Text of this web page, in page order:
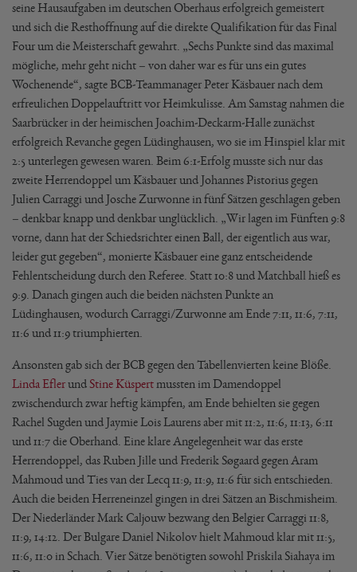
seine Hausaufgaben im deutschen Oberhaus erfolgreich gemeistert
und sich die Resthoffnung auf die direkte Qualifikation für das Final
Four um die Meisterschaft gewahrt. „Sechs Punkte sind das maximal
mögliche, mehr geht nicht – von daher war es für uns ein gutes
Wochenende“, sagte BCB-Teammanager Peter Käsbauer nach dem
erfreulichen Doppelauftritt vor Heimkulisse. Am Samstag nahmen die
Saarbrücker in der heimischen Joachim-Deckarm-Halle zunächst
erfolgreich Revanche gegen Lüdinghausen, wo sie im Hinspiel klar mit
2:5 unterlegen gewesen waren. Beim 6:1-Erfolg musste sich nur das
zweite Herrendoppel um Käsbauer und Johannes Pistorius gegen
Julien Carraggi und Josche Zurwonne in fünf Sätzen geschlagen geben
– denkbar knapp und denkbar unglücklich. „Wir lagen im Fünften 9:8
vorne, dann hat der Schiedsrichter einen Ball, der eigentlich aus war,
leider gut gegeben“, monierte Käsbauer eine ganz entscheidende
Fehlentscheidung durch den Referee. Statt 10:8 und Matchball hieß es
9:9. Danach gingen auch die beiden nächsten Punkte an
Lüdinghausen, wodurch Carraggi/Zurwonne am Ende 7:11, 11:6, 7:11,
11:6 und 11:9 triumphierten.
Ansonsten gab sich der BCB gegen den Tabellenvierten keine Blöße.
Linda EflerundStine Küspert mussten im Damendoppel
zwischendurch zwar heftig kämpfen, am Ende behielten sie gegen
Rachel Sugden und Jaymie Lois Laurens aber mit 11:2, 11:6, 11:13, 6:11
und 11:7 die Oberhand. Eine klare Angelegenheit war das erste
Herrendoppel, das Ruben Jille und Frederik Søgaard gegen Aram
Mahmoud und Ties van der Lecq 11:9, 11:9, 11:6 für sich entschieden.
Auch die beiden Herreneinzel gingen in drei Sätzen an Bischmisheim.
Der Niederländer Mark Caljouw bezwang den Belgier Carraggi 11:8,
11:9, 14:12. Der Bulgare Daniel Nikolov hielt Mahmoud klar mit 11:5,
11:6, 11:0 in Schach. Vier Sätze benötigten sowohl Priskila Siahaya im